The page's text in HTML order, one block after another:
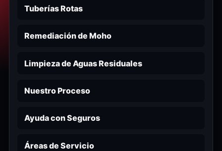
Tuberías Rotas
Remediación de Moho
Limpieza de Aguas Residuales
Nuestro Proceso
Ayuda con Seguros
Áreas de Servicio